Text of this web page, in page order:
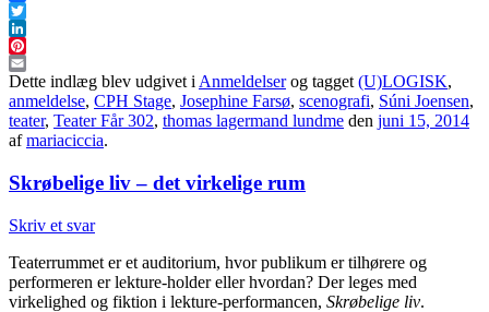
Facebook
Twitter
LinkedIn
Pinterest
Email
Dette indlæg blev udgivet i Anmeldelserog tagget (U)LOGISK,
anmeldelse, CPH Stage, Josephine Farsø, scenografi, Súni Joensen,
teater, Teater Får 302, thomas lagermand lundme den juni 15, 2014
afmariaciccia.
Skrøbelige liv – det virkelige rum
Skriv et svar
Teaterrummet er et auditorium, hvor publikum er tilhørere og
performeren er lekture-holder eller hvordan? Der leges med
virkelighed og fiktion i lekture-performancen, Skrøbelige liv.